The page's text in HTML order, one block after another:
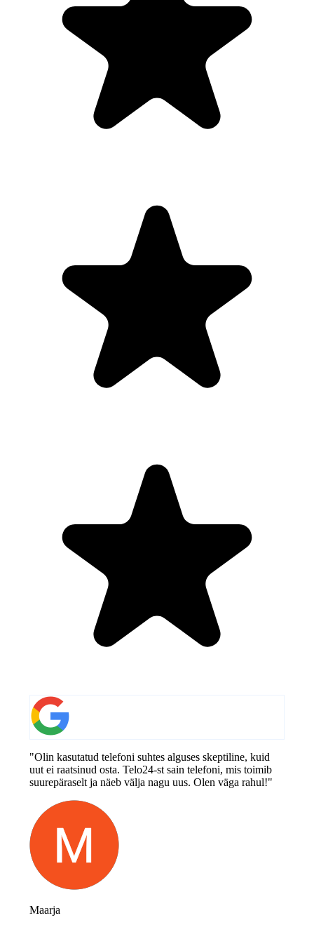
"Olin kasutatud telefoni suhtes alguses skeptiline, kuid
uut ei raatsinud osta. Telo24-st sain telefoni, mis toimib
suurepäraselt ja näeb välja nagu uus. Olen väga rahul!"
Maarja